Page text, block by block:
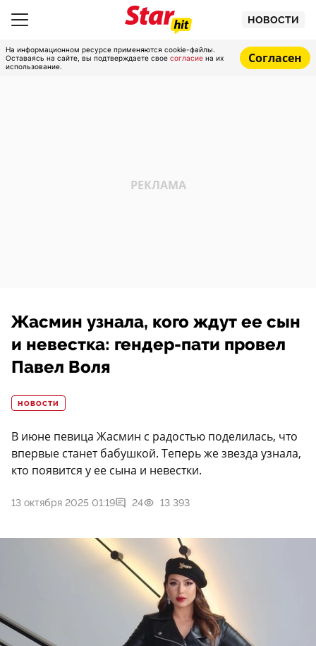
НОВОСТИ
На информационном ресурсе применяются cookie-файлы.
Оставаясь на сайте, вы подтверждаете свое согласие на их
использование.
Согласен
Жасмин узнала, кого ждут ее сын
и невестка: гендер-пати провел
Павел Воля
НОВОСТИ
В июне певица Жасмин с радостью поделилась, что
впервые станет бабушкой. Теперь же звезда узнала,
кто появится у ее сына и невестки.
13 октября 2025 01:19 24 13 393